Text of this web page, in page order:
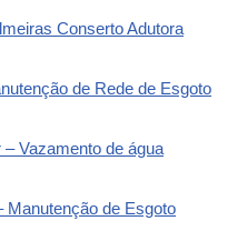
Conserto Adutora
de Rede de Esgoto
Vazamento de água
Manutenção de Esgoto